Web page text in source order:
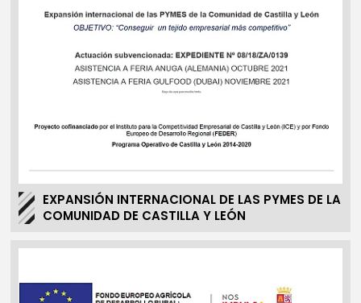
EXPANSIÓN INTERNACIONAL DE LAS PYMES DE LA
COMUNIDAD DE CASTILLA Y LEÓN